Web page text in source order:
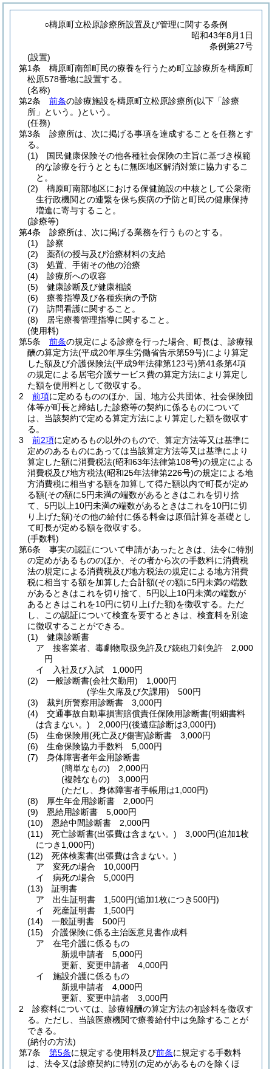
○檮原町立松原診療所設置及び管理に関する条例
昭和43年8月1日
条例第27号
(設置)
第1条
檮原町南部町民の療養を行うため町立診療所を檮原町
松原578番地に設置する。
(名称)
第2条
前条の診療施設を檮原町立松原診療所(以下「診療
所」という。)という。
(任務)
第3条
診療所は、次に掲げる事項を達成することを任務とす
る。
(1)
国民健康保険その他各種社会保険の主旨に基づき模範
的な診療を行うとともに無医地区解消対策に協力するこ
と。
(2)
檮原町南部地区における保健施設の中核として公衆衛
生行政機関との連繋を保ち疾病の予防と町民の健康保持
増進に寄与すること。
(診療等)
第4条
診療所は、次に掲げる業務を行うものとする。
(1)
診察
(2)
薬剤の授与及び治療材料の支給
(3)
処置、手術その他の治療
(4)
診療所への収容
(5)
健康診断及び健康相談
(6)
療養指導及び各種疾病の予防
(7)
訪問看護に関すること。
(8)
居宅療養管理指導に関すること。
(使用料)
第5条
前条の規定による診療を行った場合、町長は、診療報
酬の算定方法(平成20年厚生労働省告示第59号)により算定
した額及び介護保険法(平成9年法律第123号)第41条第4項
の規定による居宅介護サービス費の算定方法により算定し
た額を使用料として徴収する。
2
前項に定めるもののほか、国、地方公共団体、社会保険団
体等が町長と締結した診療等の契約に係るものについて
は、当該契約で定める算定方法により算定した額を徴収す
る。
3
前2項に定めるもの以外のもので、算定方法等又は基準に
定めのあるものにあっては当該算定方法等又は基準により
算定した額に消費税法(昭和63年法律第108号)の規定による
消費税及び地方税法(昭和25年法律第226号)の規定による地
方消費税に相当する額を加算して得た額以内で町長が定め
る額(その額に5円未満の端数があるときはこれを切り捨
て、5円以上10円未満の端数があるときはこれを10円に切
り上げた額)その他の給付に係る料金は原価計算を基礎とし
て町長が定める額を徴収する。
(手数料)
第6条
事実の認証について申請があったときは、法令に特別
の定めがあるもののほか、その者から次の手数料に消費税
法の規定による消費税及び地方税法の規定による地方消費
税に相当する額を加算した合計額(その額に5円未満の端数
があるときはこれを切り捨て、5円以上10円未満の端数が
あるときはこれを10円に切り上げた額)を徴収する。 ただ
し、この認証について検査を要するときは、検査料を別途
に徴収することができる。
(1)
健康診断書
ア
接客業者、毒劇物取扱免許及び銃砲刀剣免許 2,000
円
イ
入社及び入試 1,000円
(2)
一般診断書(会社欠勤用) 1,000円
(学生欠席及び欠課用) 500円
(3)
裁判所警察用診断書 3,000円
(4)
交通事故自動車損害賠償責任保険用診断書(明細書料
は含まない。) 2,000円(後遺症診断は3,000円)
(5)
生命保険用(死亡及び傷害)診断書 3,000円
(6)
生命保険協力手数料 5,000円
(7)
身体障害者年金用診断書
(簡単なもの) 2,000円
(複雑なもの) 3,000円
(ただし、身体障害者手帳用は1,000円)
(8)
厚生年金用診断書 2,000円
(9)
恩給用診断書 5,000円
(10)
恩給中間診断書 2,000円
(11)
死亡診断書(出張費は含まない。) 3,000円(追加1枚
につき1,000円)
(12)
死体検案書(出張費は含まない。)
ア
変死の場合 10,000円
イ
病死の場合 5,000円
(13)
証明書
ア
出生証明書 1,500円(追加1枚につき500円)
イ
死産証明書 1,500円
(14)
一般証明書 500円
(15)
介護保険に係る主治医意見書作成料
ア
在宅介護に係るもの
新規申請者 5,000円
更新、変更申請者 4,000円
イ
施設介護に係るもの
新規申請者 4,000円
更新、変更申請者 3,000円
2
診察料については、診療報酬の算定方法の初診料を徴収す
る。 ただし、当該医療機関で療養給付中は免除することが
できる。
(納付の方法)
第7条
第5条に規定する使用料及び前条に規定する手数料
は、法令又は診療契約に特別の定めがあるものを除くほ